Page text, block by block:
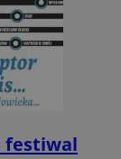
festiwal